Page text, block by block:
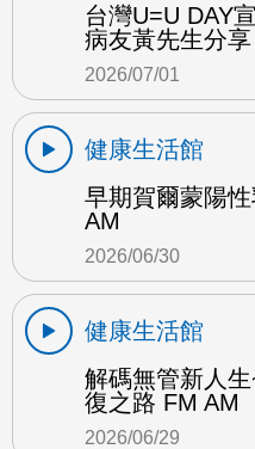
台灣U=U DAY
病友黃先生分
2026/07/01
健康生活館
早期賀爾蒙陽
AM
2026/06/30
健康生活館
解碼無管新人
復之路 FM AM
2026/06/29